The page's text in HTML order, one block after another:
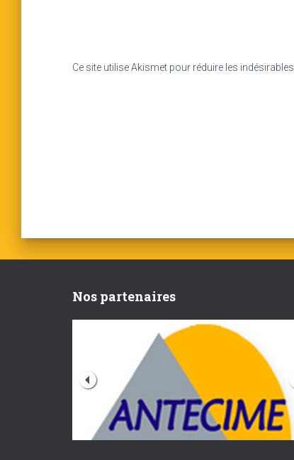
Ce site utilise Akismet pour réduire les indésirables.
Nos partenaires